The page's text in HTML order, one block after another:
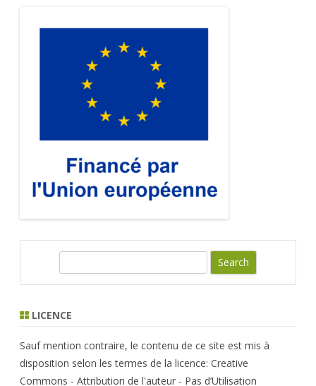
r
h
LICENCE
Sauf mention contraire, le contenu de ce site est mis à
disposition selon les termes de la licence: Creative
Commons - Attribution de l'auteur - Pas d’Utilisation